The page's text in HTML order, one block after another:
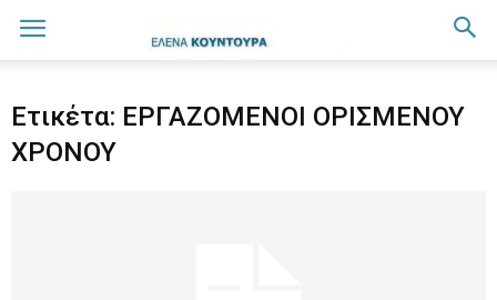
Ετικέτα: ΕΡΓΑΖΟΜΕΝΟΙ ΟΡΙΣΜΕΝΟΥ
ΧΡΟΝΟΥ